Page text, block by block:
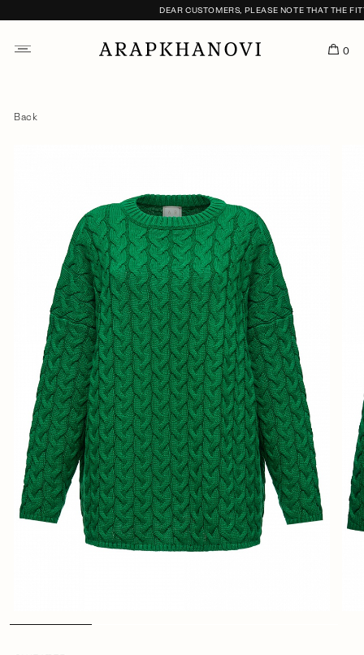
DEAR CUSTOMERS, PLEASE NOTE THAT THE
0
Back